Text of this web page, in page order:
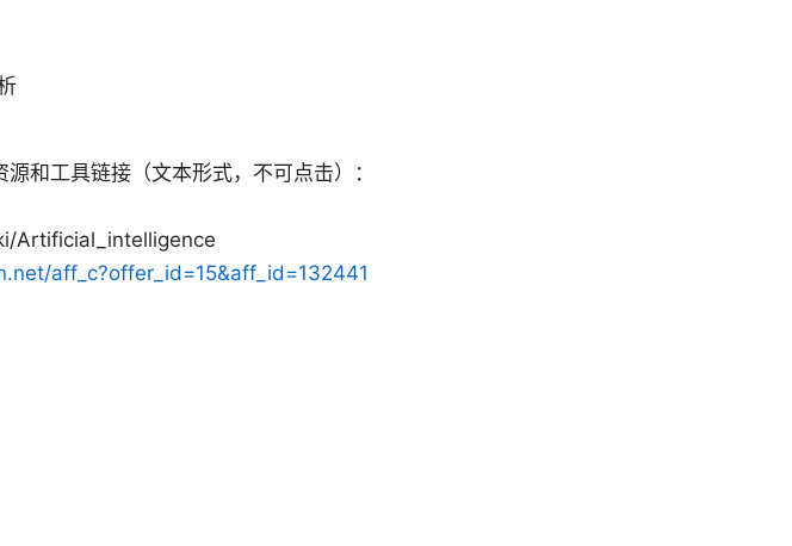
和工具链接（文本形式，不可点击）：
Artificial_intelligence
aff_c?offer_id=15&aff_id=132441